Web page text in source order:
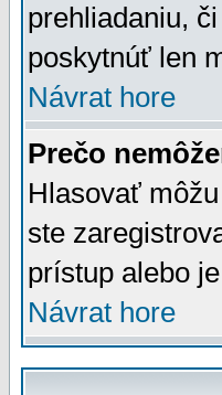
prehliadaniu,
poskytnúť len
Návrat hore
Prečo
Hlasovať
ste
prístup alebo
Návrat hore